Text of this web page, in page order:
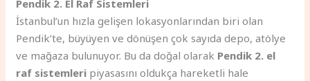
Pendik 2. El Raf Sistemleri
İstanbul’un hızla gelişen lokasyonlarından biri olan
Pendik’te, büyüyen ve dönüşen çok sayıda depo, atölye
ve mağaza bulunuyor. Bu da doğal olarak Pendik 2. el
raf sistemleri piyasasını oldukça hareketli hale